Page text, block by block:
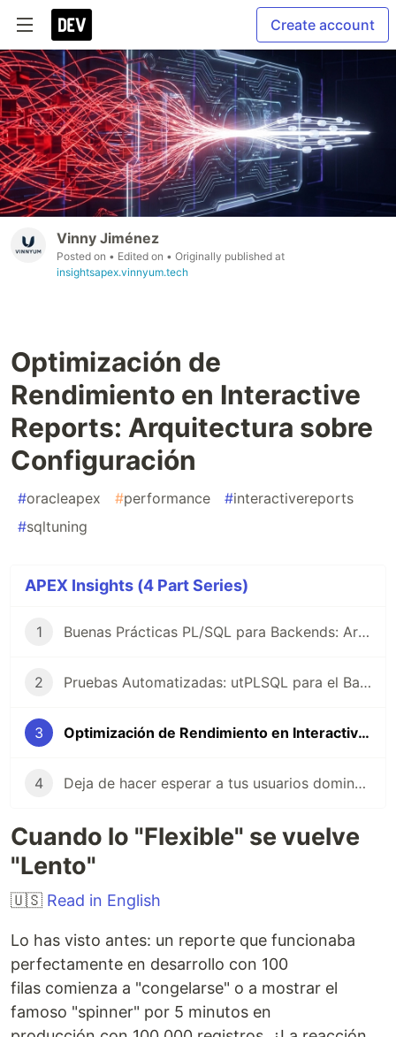
Create account
Vinny Jiménez
Posted on • Edited on • Originally published at
insightsapex.vinnyum.tech
Optimización de
Rendimiento en Interactive
Reports: Arquitectura sobre
Configuración
#oracleapex #performance #interactivereports
#sqltuning
APEX Insights (4 Part Series)
1 Buenas Prácticas PL/SQL para Backends: Arquitectura sobre Sintaxis
2 Pruebas Automatizadas: utPLSQL para el Backend
3 Optimización de Rendimiento en Interactive Reports: Arquitectura sobre Configuración
4 Deja de hacer esperar a tus usuarios dominando APEX_AUTOMATION
Cuando lo "Flexible" se vuelve
"Lento"
🇺🇸 Read in English
Lo has visto antes: un reporte que funcionaba
perfectamente en desarrollo con 100
filas comienza a "congelarse" o a mostrar el
famoso "spinner" por 5 minutos en